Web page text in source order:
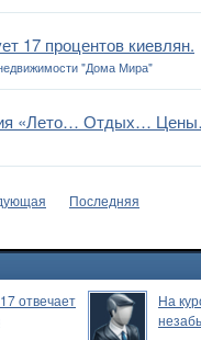
17 процентов киевлян.
"Дома Мира"
«Лето… Отдых…
Последняя
отвечает
На